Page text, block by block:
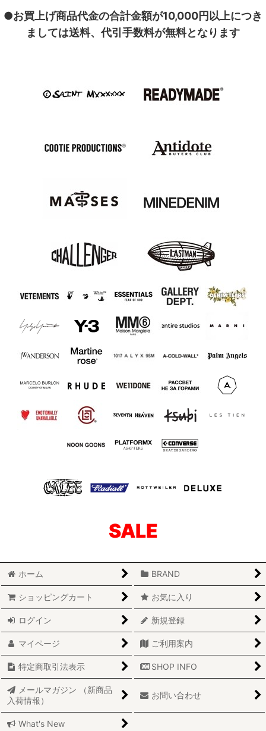
●お買上げ商品代金の合計金額が10,000円以上につき
ましては送料、代引手数料が無料となります
SALE
ホーム BRAND
ショッピングカート お気に入り
ログイン 新規登録
マイページ ご利用案内
特定商取引法表示 SHOP INFO
メールマガジン （新商品
入荷情報）
お問い合わせ
What's New